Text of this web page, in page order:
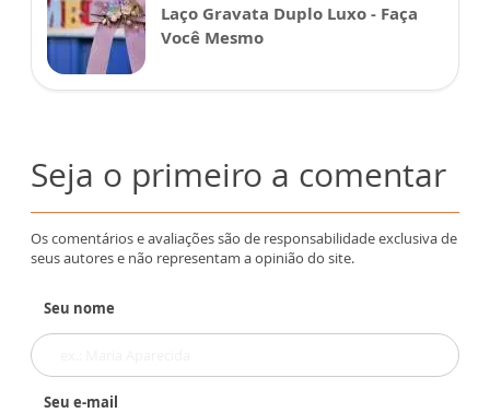
Laço Gravata Duplo Luxo - Faça
Você Mesmo
Seja o primeiro a comentar
Os comentários e avaliações são de responsabilidade exclusiva de
seus autores e não representam a opinião do site.
Seu nome
Seu e-mail